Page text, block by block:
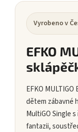
Vyrobeno v
EFKO
EFKO
dětem zábavné
MultiGO Single
fantazii,